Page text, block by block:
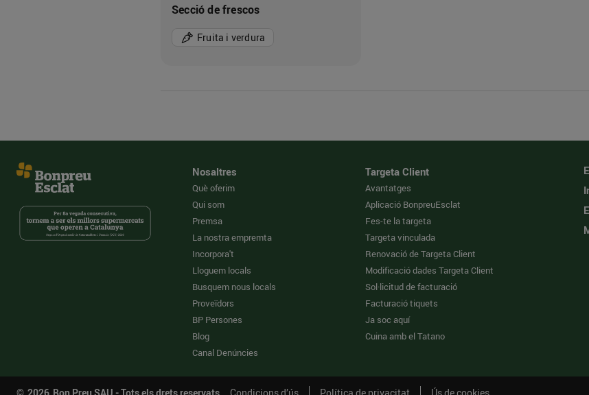
Secció de frescos
Fruita i verdura
Nosaltres
Què oferim
Qui som
Premsa
La nostra empremta
Incorpora't
Lloguem locals
Busquem nous locals
Proveïdors
BP Persones
Blog
Canal Denúncies
Targeta Client
Avantatges
Aplicació BonpreuEsclat
Fes-te la targeta
Targeta vinculada
Renovació de Targeta Client
Modificació dades Targeta Client
Sol·licitud de facturació
Facturació tiquets
Ja soc aquí
Cuina amb el Tatano